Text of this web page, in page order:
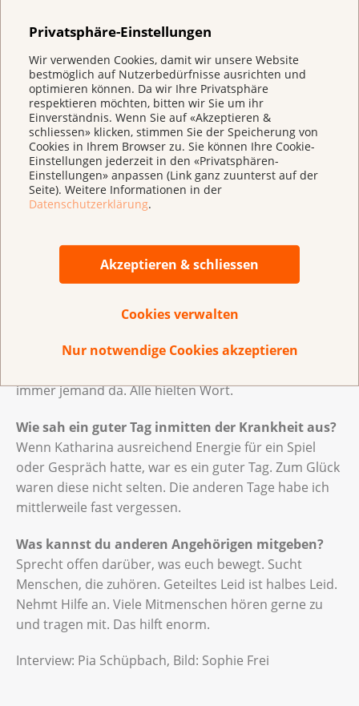
Privatsphäre-Einstellungen
Wir verwenden Cookies, damit wir unsere Website
bestmöglich auf Nutzerbedürfnisse ausrichten und
optimieren können. Da wir Ihre Privatsphäre
respektieren möchten, bitten wir Sie um ihr
Einverständnis. Wenn Sie auf «Akzeptieren &
schliessen» klicken, stimmen Sie der Speicherung von
Cookies in Ihrem Browser zu. Sie können Ihre Cookie-
Einstellungen jederzeit in den «Privatsphären-
Einstellungen» anpassen (Link ganz zuunterst auf der
Seite). Weitere Informationen in der
Datenschutzerklärung.
Akzeptieren & schliessen
Cookies verwalten
Nur notwendige Cookies akzeptieren
Wie hat sich eure Beziehung verändert?
Unsere Beziehung wurde geprüft – und nachhaltig
gestärkt. Wir lassen uns mehr Freiheiten, freuen uns
aber umso mehr über gemeinsame schöne Momente.
Gespräche sind tiefer, ich nehme mehr Rücksicht auf
Katharinas Energie und lasse auch mal «ds Füfi la
grad sy».
Welche Momente haben dich besonders geprägt?
Als Katharina mir die Diagnose am Telefon mitteilte,
Hilflosigkeit, Schmerz – alles auf einmal. Sie zu
verlieren war noch nie so real.Besonders berührt hat
wieder die letzten Energiereserven hervorgeholt.
Umfeld. Katharina führte eine Liste, wer Hilfe
immer jemand da. Alle hielten Wort.
Wie sah ein guter Tag inmitten der Krankheit aus?
Wenn Katharina ausreichend Energie für ein Spiel
oder Gespräch hatte, war es ein guter Tag. Zum Glück
waren diese nicht selten. Die anderen Tage habe ich
mittlerweile fast vergessen.
Was kannst du anderen Angehörigen mitgeben?
Sprecht offen darüber, was euch bewegt. Sucht
Menschen, die zuhören. Geteiltes Leid ist halbes Leid.
Nehmt Hilfe an. Viele Mitmenschen hören gerne zu
und tragen mit. Das hilft enorm.
Interview: Pia Schüpbach, Bild: Sophie Frei